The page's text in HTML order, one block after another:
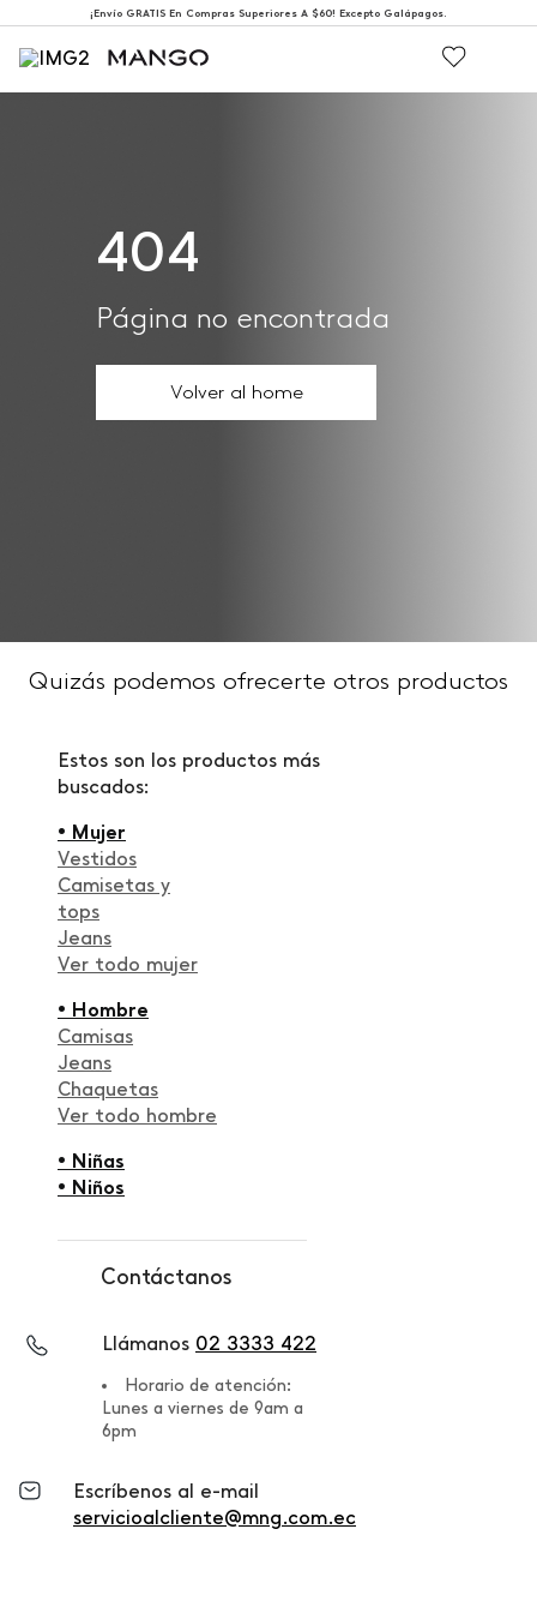
¡Envío GRATIS En Compras Superiores A $60! Excepto Galápagos.
404
Página no encontrada
Volver al home
Quizás podemos ofrecerte otros productos
Estos son los productos más
buscados:
• Mujer
Vestidos
Camisetas y
tops
Jeans
Ver todo mujer
• Hombre
Camisas
Jeans
Chaquetas
Ver todo hombre
• Niñas
• Niños
Contáctanos
Llámanos 02 3333 422
Horario de atención:
Lunes a viernes de 9am a
6pm
Escríbenos al e-mail
servicioalcliente@mng.com.ec